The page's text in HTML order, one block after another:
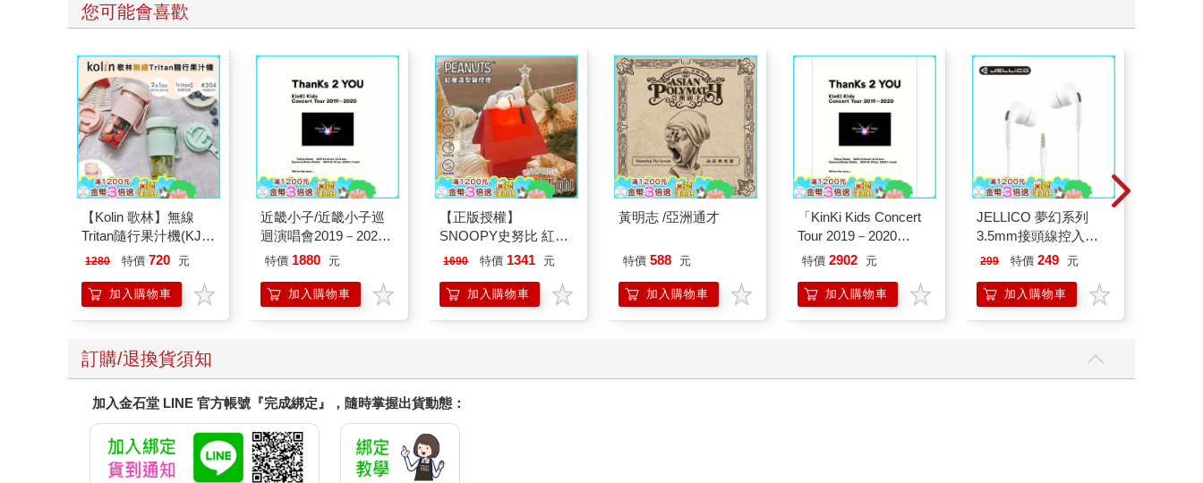
您可能會喜歡
【Kolin 歌林】無線
Tritan隨行果汁機(KJE-
MN502)
1280 特價 720 元
加入購物車
近畿小子/近畿小子巡
迴演唱會2019－2020
ThanKs 2 YOU 藍光初
特價 1880 元
加入購物車
【正版授權】
SNOOPY史努比 紅屋
造型聲控燈 夜燈 氣氛
1690 特價 1341 元
加入購物車
黃明志 /亞洲通才
特價 588 元
加入購物車
「KinKi Kids Concert
Tour 2019－2020
ThanKs 2 YOU」DVD
特價 2902 元
加入購物車
JELLICO 夢幻系列
3.5mm接頭線控入耳
式耳機 JEE-X12-WT
299 特價 249 元
加入購物車
訂購/退換貨須知
加入金石堂 LINE 官方帳號『完成綁定』，隨時掌握出貨動態：